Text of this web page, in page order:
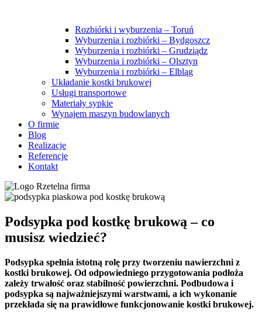
Rozbiórki i wyburzenia – Toruń
Wyburzenia i rozbiórki – Bydgoszcz
Wyburzenia i rozbiórki – Grudziądz
Wyburzenia i rozbiórki – Olsztyn
Wyburzenia i rozbiórki – Elbląg
Układanie kostki brukowej
Usługi transportowe
Materiały sypkie
Wynajem maszyn budowlanych
O firmie
Blog
Realizacje
Referencje
Kontakt
Podsypka pod kostkę brukową – co
musisz wiedzieć?
Podsypka spełnia istotną rolę przy tworzeniu nawierzchni z
kostki brukowej. Od odpowiedniego przygotowania podłoża
zależy trwałość oraz stabilność powierzchni. Podbudowa i
podsypka są najważniejszymi warstwami, a ich wykonanie
przekłada się na prawidłowe funkcjonowanie kostki brukowej.